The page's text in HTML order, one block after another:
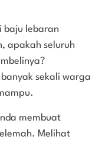
baju lebaran
apakah seluruh
sekali warga
membuat
Melihat